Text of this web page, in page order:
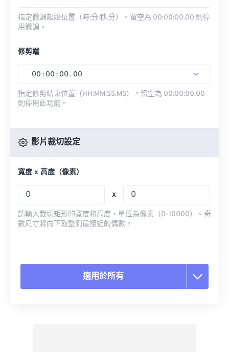
指定微調起始位置（時:分:秒.分）。留空為 00:00:00.00 則停
用微調。
修剪端
00 : 00 : 00 . 00
指定修剪結束位置（HH:MM:SS.MS）。留空為 00:00:00.00
則停用此功能。
影片裁切設定
寬度 x 高度（像素）
x
請輸入裁切矩形的寬度和高度，單位為像素（0-10000）。奇
數尺寸將向下取整到最接近的偶數。
適用於所有